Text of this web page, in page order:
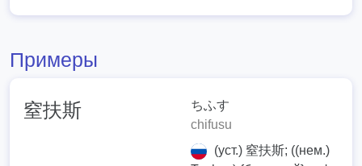
Примеры
窒扶斯
ちふす
chifusu
(уст.) 窒扶斯; ((нем.)